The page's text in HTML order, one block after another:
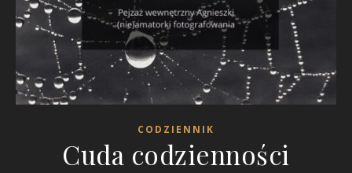
CODZIENNIK
Cuda codzienności